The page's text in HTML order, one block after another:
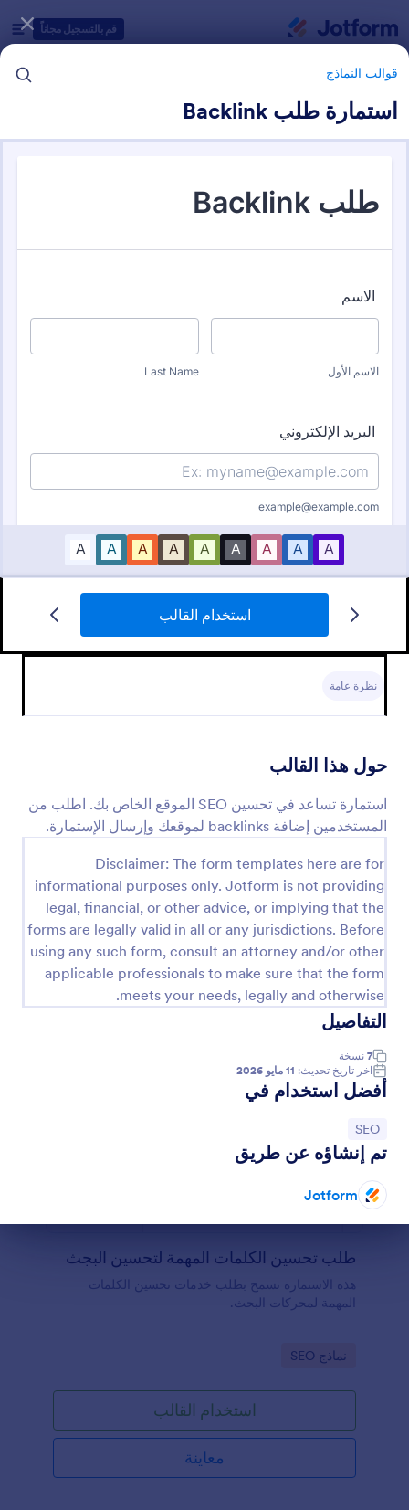
قم بالتسجيل مجاناً
قوالب النماذج
استمارة طلب Backlink
استخدام القالب
نظرة عامة
حول هذا القالب
استمارة تساعد في تحسين SEO الموقع الخاص بك. اطلب من
المستخدمين إضافة backlinks لموقعك وإرسال الإستمارة.
Disclaimer: The form templates here are for
informational purposes only. Jotform is not providing
legal, financial, or other advice, or implying that the
forms are legally valid in all or any jurisdictions. Before
using any such form, consult an attorney and/or other
applicable professionals to make sure that the form
meets your needs, legally and otherwise.
التفاصيل
7 نسخة
اخر تاريخ تحديث: 11 مايو 2026
أفضل استخدام في
انتقل إلى الفئة:
SEO
تم إنشاؤه عن طريق
Jotform
قوالب النماذج
طلب تحسين بحث المحتوى
أن تجمع معلومات الأشخاص والسماح بالدفع للمقالات.
معاينة
طلب تحسين الكلمات المهمة لتحسين البجث
هذه الاستمارة تسمح بطلب خدمات تحسين الكلمات
المهمة لمحركات البحث.
Go to Category:
نماذج SEO
استخدام القالب
معاينة
فئات قوالب النماذج